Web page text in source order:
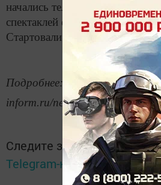
начались телетрансляции
спектаклей фестиваля
Стартовали они в 14
Подробнее: https://www.tatar-
inform.ru/news/2019/10/03/
Следите за самым
Telegram-каналеТатмедиа